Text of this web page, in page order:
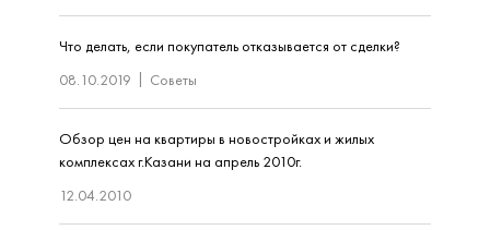
Что делать, если покупатель отказывается от сделки?
08.10.2019
Советы
Обзор цен на квартиры в новостройках и жилых
комплексах г.Казани на апрель 2010г.
12.04.2010